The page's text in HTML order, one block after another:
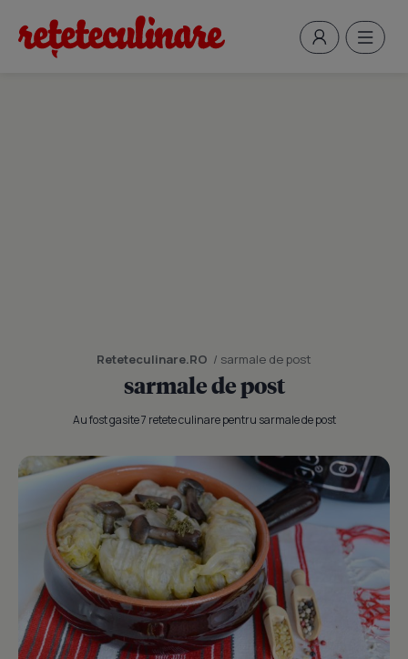
Reteteculinare.RO / sarmale de post
sarmale de post
Au fost gasite 7 retete culinare pentru sarmale de post